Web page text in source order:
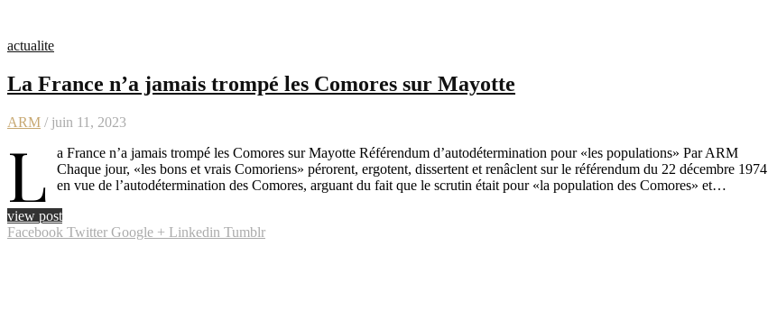
actualite
La France n’a jamais trompé les Comores sur Mayotte
ARM / juin 11, 2023
L
a France n’a jamais trompé les Comores sur Mayotte Référendum d’autodétermination pour «les populations» Par ARM
Chaque jour, «les bons et vrais Comoriens» pérorent, ergotent, dissertent et renâclent sur le référendum du 22 décembre 1974
en vue de l’autodétermination des Comores, arguant du fait que le scrutin était pour «la population des Comores» et…
view post
Facebook Twitter Google + Linkedin Tumblr